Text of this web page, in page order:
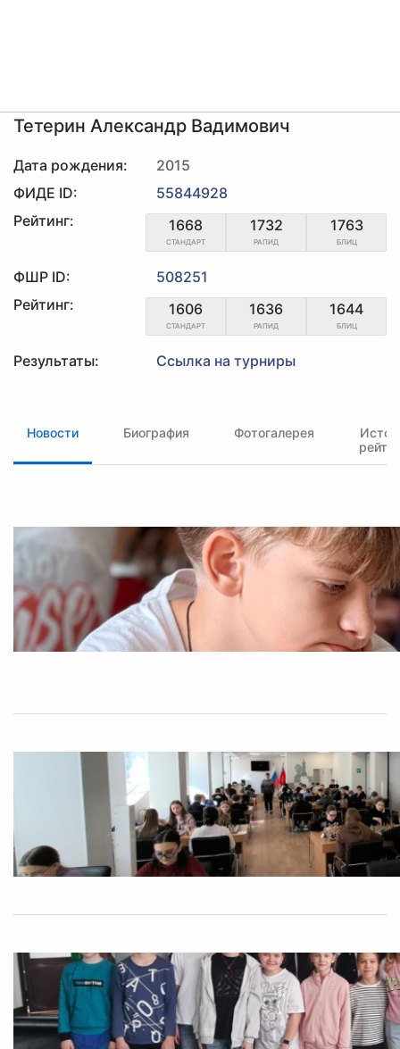
Тетерин Александр Вадимович
Дата рождения:
2015
ФИДЕ ID:
55844928
Рейтинг:
1668
СТАНДАРТ
1732
РАПИД
1763
БЛИЦ
ФШР ID:
508251
Рейтинг:
1606
СТАНДАРТ
1636
РАПИД
1644
БЛИЦ
Результаты: Ссылка на турниры
Новости Биография Фотогалерея